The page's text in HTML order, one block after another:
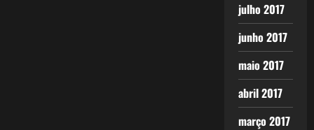
julho 2017
junho 2017
maio 2017
abril 2017
março 2017